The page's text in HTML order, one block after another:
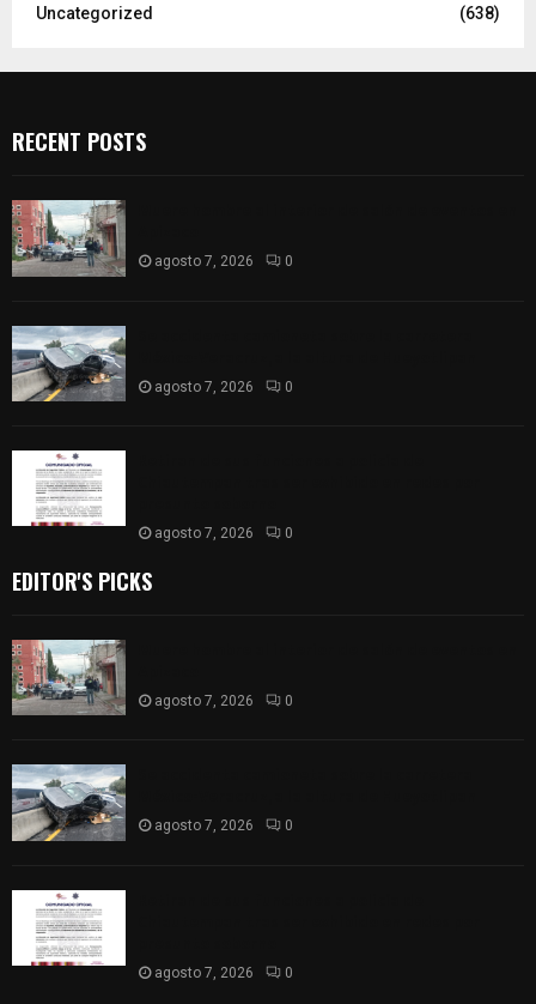
Uncategorized
(638)
RECENT POSTS
agosto 7, 2026 0
agosto 7, 2026 0
agosto 7, 2026 0
EDITOR'S PICKS
agosto 7, 2026 0
agosto 7, 2026 0
agosto 7, 2026 0